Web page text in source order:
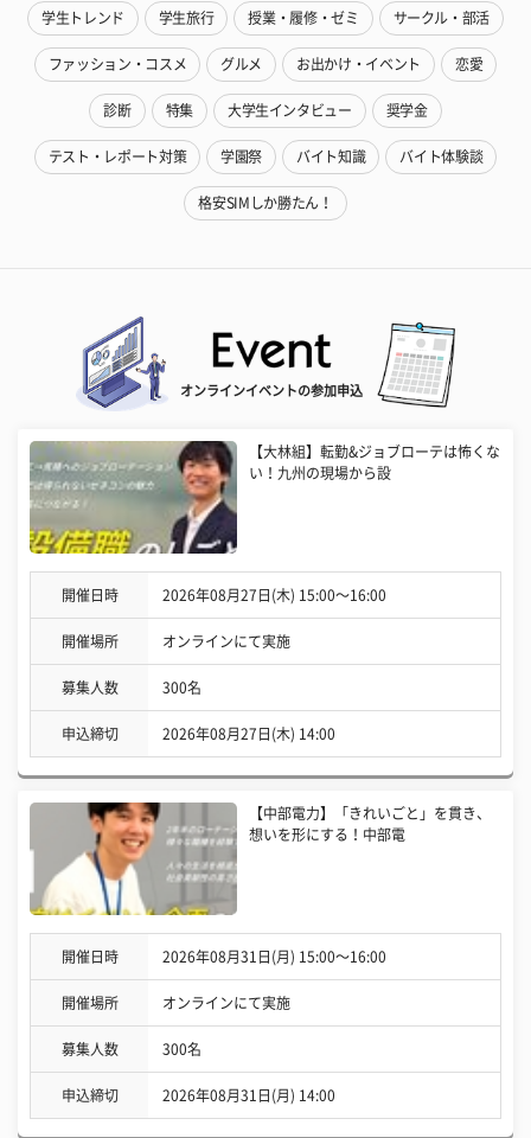
学生トレンド 学生旅行 授業・履修・ゼミ サークル・部活
ファッション・コスメ グルメ お出かけ・イベント 恋愛
診断 特集 大学生インタビュー 奨学金
テスト・レポート対策 学園祭 バイト知識 バイト体験談
格安SIMしか勝たん！
オンラインイベントの参加申込
【大林組】転勤&ジョブローテは怖くな
い！九州の現場から設
開催日時 2026年08月27日(木) 15:00〜16:00
開催場所 オンラインにて実施
募集人数 300名
申込締切 2026年08月27日(木) 14:00
【中部電力】「きれいごと」を貫き、
想いを形にする！中部電
開催日時 2026年08月31日(月) 15:00〜16:00
開催場所 オンラインにて実施
募集人数 300名
申込締切 2026年08月31日(月) 14:00